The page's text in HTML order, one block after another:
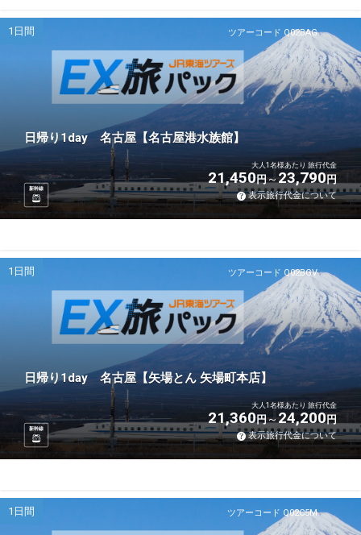
ツアーコード Q02BAG
1日間
日帰り1day 名古屋【名古屋港水族館】
新幹線
大人1名様あたり 旅行代金
21,450円 23,790円
表示旅行代金について
ツアーコード Q02BGV
1日間
日帰り1day 名古屋【矢場とん 矢場町本店】
新幹線
大人1名様あたり 旅行代金
21,360円 24,200円
表示旅行代金について
ツアーコード Q02C5M
1日間